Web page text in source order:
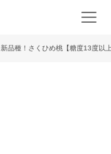
新品種！さくひめ桃【糖度13度以